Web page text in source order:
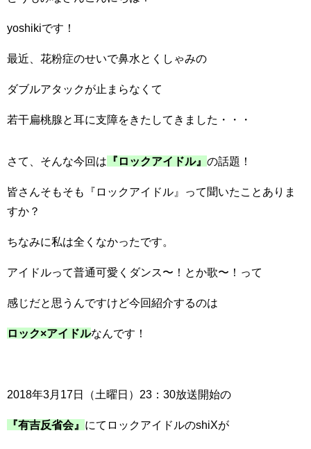
yoshikiです！
最近、花粉症のせいで鼻水とくしゃみの
ダブルアタックが止まらなくて
若干扁桃腺と耳に支障をきたしてきました・・・
さて、そんな今回は 『ロックアイドル』 の話題！
皆さんそもそも『ロックアイドル』って聞いたことありま
すか？
ちなみに私は全くなかったです。
アイドルって普通可愛くダンス〜！とか歌〜！って
感じだと思うんですけど今回紹介するのは
ロック×アイドルなんです！
2018年3月17日（土曜日）23：30放送開始の
『有吉反省会』 にてロックアイドルのshiXが